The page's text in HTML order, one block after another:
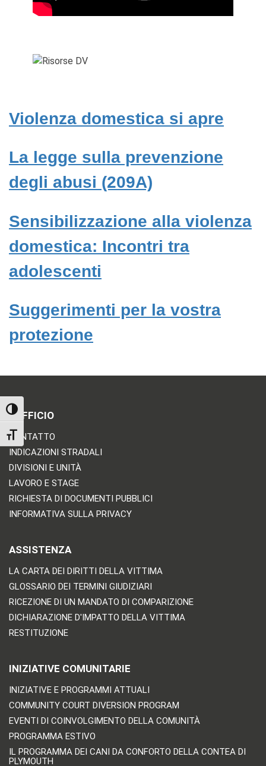
TOGGLE HIGH CONTRAST
TOGGLE FONT SIZE
Violenza domestica si apre
La legge sulla prevenzione
degli abusi (209A)
Sensibilizzazione alla violenza
domestica: Incontri tra
adolescenti
Suggerimenti per la vostra
protezione
L'UFFICIO
CONTATTO
INDICAZIONI STRADALI
DIVISIONI E UNITÀ
LAVORO E STAGE
RICHIESTA DI DOCUMENTI PUBBLICI
INFORMATIVA SULLA PRIVACY
ASSISTENZA
LA CARTA DEI DIRITTI DELLA VITTIMA
GLOSSARIO DEI TERMINI GIUDIZIARI
RICEZIONE DI UN MANDATO DI COMPARIZIONE
DICHIARAZIONE D'IMPATTO DELLA VITTIMA
RESTITUZIONE
INIZIATIVE COMUNITARIE
INIZIATIVE E PROGRAMMI ATTUALI
COMMUNITY COURT DIVERSION PROGRAM
EVENTI DI COINVOLGIMENTO DELLA COMUNITÀ
PROGRAMMA ESTIVO
IL PROGRAMMA DEI CANI DA CONFORTO DELLA CONTEA DI
PLYMOUTH